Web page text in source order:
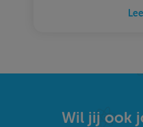
Wil jij ook